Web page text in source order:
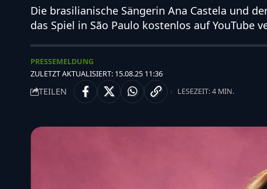
Die brasilianische Sängerin Ana Castela und
das Spiel in São Paulo kostenlos auf YouTube
ZULETZT AKTUALISIERT: 15.08.25 11:36
PRESSEMELDUNG
TEILEN LESEZEIT: 4 MIN.